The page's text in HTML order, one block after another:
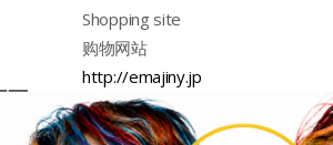
Shopping site
购物网站
http://emajiny.jp